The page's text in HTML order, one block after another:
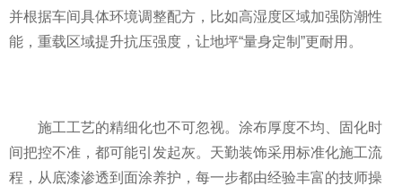
并根据车间具体环境调整配方，比如高湿度区域加强防潮性
能，重载区域提升抗压强度，让地坪“量身定制”更耐用。
施工工艺的精细化也不可忽视。涂布厚度不均、固化时
间把控不准，都可能引发起灰。天勤装饰采用标准化施工流
程，从底漆渗透到面涂养护，每一步都由经验丰富的技师操